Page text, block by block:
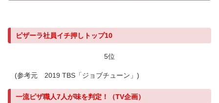
ピザーラ社員イチ押しトップ10
5位
(参考元 2019 TBS「ジョブチューン」)
一流ピザ職人7人が味を判定！（TV企画）